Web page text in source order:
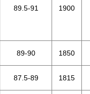
89.5-91 1900
89-90 1850
87.5-89 1815